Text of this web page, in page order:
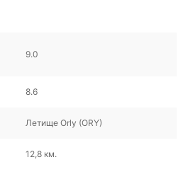
9.0
8.6
Летище Orly (ORY)
12,8 км.